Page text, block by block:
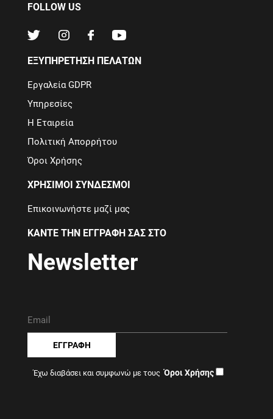
FOLLOW US
ΕΞΥΠΗΡΕΤΗΣΗ ΠΕΛΑΤΩΝ
Εργαλεία GDPR
Υπηρεσίες
Η Εταιρεία
Πολιτική Απορρήτου
Όροι Χρήσης
ΧΡΗΣΙΜΟΙ ΣΥΝΔΕΣΜΟΙ
Επικοινωνήστε μαζί μας
ΚΑΝΤΕ ΤΗΝ ΕΓΓΡΑΦΗ ΣΑΣ ΣΤΟ
Newsletter
ΕΓΓΡΑΦΗ
Έχω διαβάσει και συμφωνώ με τους Όροι Χρήσης